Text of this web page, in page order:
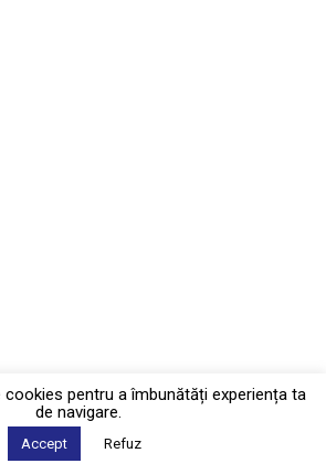
pentru a îmbunătăți experiența ta
de navigare.
Accept Refuz